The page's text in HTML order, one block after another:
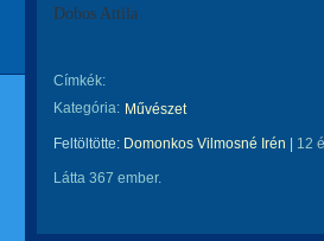
Dobos Attila
Címkék:
Kategória: Művészet
Feltöltötte: Domonkos Vilmosné Irén 12
Látta 367 ember.